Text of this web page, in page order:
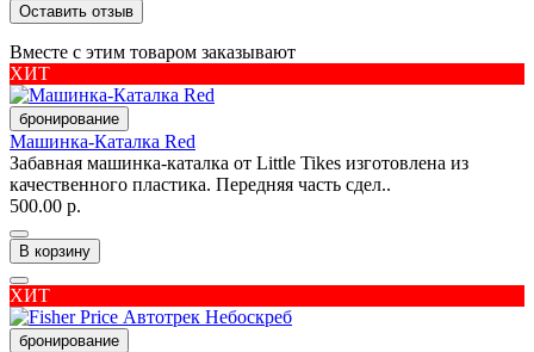
Оставить отзыв
Вместе с этим товаром заказывают
ХИТ
бронирование
Машинка-Каталка Red
Забавная машинка-каталка от Little Tikes изготовлена из
качественного пластика. Передняя часть сдел..
500.00 р.
В корзину
ХИТ
бронирование